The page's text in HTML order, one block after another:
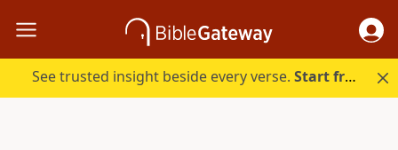
See trusted insight beside every verse.Start free.